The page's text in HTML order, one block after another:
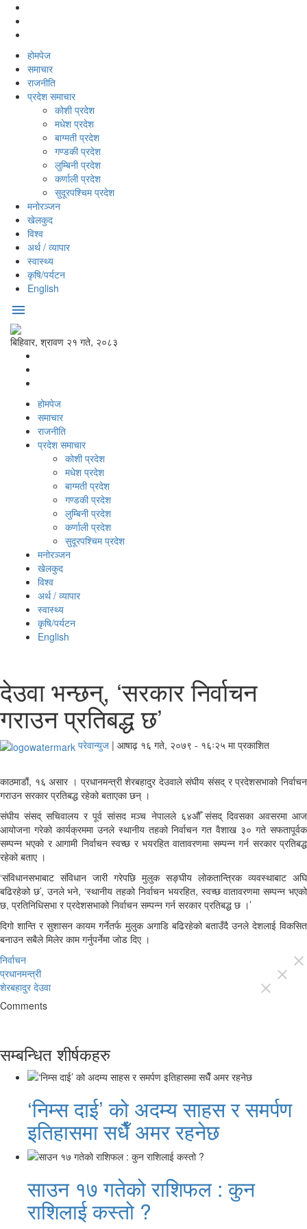
होमपेज
समाचार
राजनीति
प्रदेश समाचार
कोशी प्रदेश
मधेश प्रदेश
बाग्मती प्रदेश
गण्डकी प्रदेश
लुम्बिनी प्रदेश
कर्णाली प्रदेश
सुदूरपश्‍चिम प्रदेश
मनोरञ्‍जन
खेलकुद
विश्‍व
अर्थ / व्यापार
स्वास्थ्य
कृषि/पर्यटन
English
menu
बिहिवार, श्रावण २१ गते, २०८३
होमपेज
समाचार
राजनीति
प्रदेश समाचार
कोशी प्रदेश
मधेश प्रदेश
बाग्मती प्रदेश
गण्डकी प्रदेश
लुम्बिनी प्रदेश
कर्णाली प्रदेश
सुदूरपश्‍चिम प्रदेश
मनोरञ्‍जन
खेलकुद
विश्‍व
अर्थ / व्यापार
स्वास्थ्य
कृषि/पर्यटन
English
देउवा भन्छन्, ‘सरकार निर्वाचन
गराउन प्रतिबद्ध छ’
परेवान्युज | आषाढ़ १६ गते, २०७९ - १६ः२५ मा प्रकाशित
काठमाडौं, १६ असार । प्रधानमन्त्री शेरबहादुर देउवाले संघीय संसद् र प्रदेशसभाको निर्वाचन
गराउन सरकार प्रतिबद्ध रहेको बताएका छन् ।
संघीय संसद् सचिवालय र पूर्व सांसद मञ्च नेपालले ६४औँ संसद् दिवसका अवसरमा आज
आयोजना गरेको कार्यक्रममा उनले स्थानीय तहको निर्वाचन गत वैशाख ३० गते सफतापूर्वक
सम्पन्न भएको र आगामी निर्वाचन स्वच्छ र भयरहित वातावरणमा सम्पन्न गर्न सरकार प्रतिबद्ध
रहेको बताए ।
‘संविधानसभाबाट संविधान जारी गरेपछि मुलुक सङ्घीय लोकतान्त्रिक व्यवस्थाबाट अघि
बढिरहेको छ’, उनले भने, ‘स्थानीय तहको निर्वाचन भयरहित, स्वच्छ वातावरणमा सम्पन्न भएको
छ, प्रतिनिधिसभा र प्रदेशसभाको निर्वाचन सम्पन्न गर्न सरकार प्रतिबद्ध छ ।’
दिगो शान्ति र सुशासन कायम गर्नेतर्फ मुलुक अगाडि बढिरहेको बताउँदै उनले देशलाई विकसित
बनाउन सबैले मिलेर काम गर्नुपर्नेमा जोड दिए ।
निर्वाचन
close
प्रधानमन्त्री close
शेरबहादुर देउवा close
Comments
सम्बन्धित शीर्षकहरु
‘निम्स दाई’ को अदम्य साहस र समर्पण
इतिहासमा सधैँ अमर रहनेछ
साउन १७ गतेको राशिफल : कुन
राशिलाई कस्तो ?